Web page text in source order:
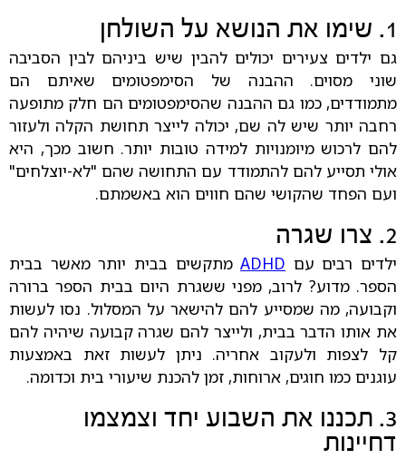
1. שימו את הנושא על השולחן
גם ילדים צעירים יכולים להבין שיש ביניהם לבין הסביבה
שוני מסוים. ההבנה של הסימפטומים שאיתם הם
מתמודדים, כמו גם ההבנה שהסימפטומים הם חלק מתופעה
רחבה יותר שיש לה שם, יכולה לייצר תחושת הקלה ולעזור
להם לרכוש מיומנויות למידה טובות יותר. חשוב מכך, היא
אולי תסייע להם להתמודד עם התחושה שהם "לא-יוצלחים"
ועם הפחד שהקושי שהם חווים הוא באשמתם.
2. צרו שגרה
ילדים רבים עם ADHDמתקשים בבית יותר מאשר בבית
הספר. מדוע? לרוב, מפני ששגרת היום בבית הספר ברורה
וקבועה, מה שמסייע להם להישאר על המסלול. נסו לעשות
את אותו הדבר בבית, ולייצר להם שגרה קבועה שיהיה להם
קל לצפות ולעקוב אחריה. ניתן לעשות זאת באמצעות
עוגנים כמו חוגים, ארוחות, זמן להכנת שיעורי בית וכדומה.
3. תכננו את השבוע יחד וצמצמו
דחיינות